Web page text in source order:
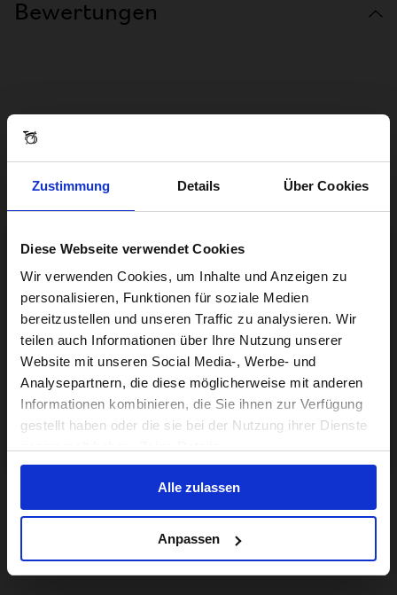
Zustimmung Details Über Cookies
Diese Webseite verwendet Cookies
Wir verwenden Cookies, um Inhalte und Anzeigen zu
personalisieren, Funktionen für soziale Medien
bereitzustellen und unseren Traffic zu analysieren. Wir
teilen auch Informationen über Ihre Nutzung unserer
Website mit unseren Social Media-, Werbe- und
Analysepartnern, die diese möglicherweise mit anderen
Informationen kombinieren, die Sie ihnen zur Verfügung
gestellt haben oder die sie bei der Nutzung ihrer Dienste
Alle zulassen
Anpassen
Bewertungen
Visiting from the United States?
For a better experience, please visit our:
US website
No, stay here